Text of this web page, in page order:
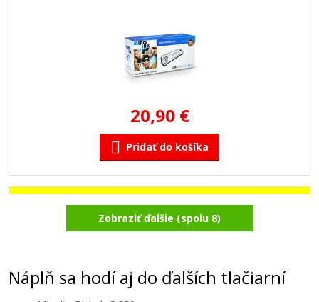
20,90 €
Pridať do košíka
Minolta TN-310Y (4053-503) (Žltý)
Zobraziť ďalšie (spolu 8)
Náplň sa hodí aj do ďalších tlačiarní